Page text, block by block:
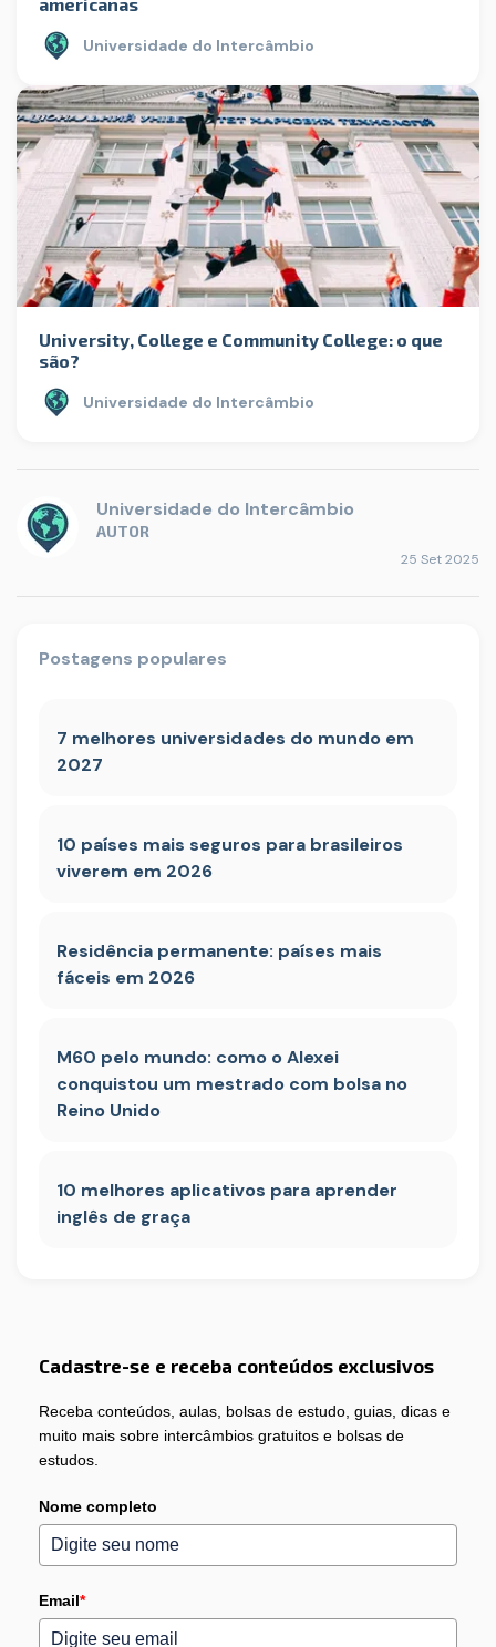
Universidade do Intercâmbio
University, College e Community College: o que
são?
Universidade do Intercâmbio
Universidade do Intercâmbio
AUTOR
25 Set 2025
Postagens populares
7 melhores universidades do mundo em
2027
10 países mais seguros para brasileiros
viverem em 2026
Residência permanente: países mais
fáceis em 2026
M60 pelo mundo: como o Alexei
conquistou um mestrado com bolsa no
Reino Unido
10 melhores aplicativos para aprender
inglês de graça
Cadastre-se e receba conteúdos exclusivos
Receba conteúdos, aulas, bolsas de estudo, guias, dicas e
muito mais sobre intercâmbios gratuitos e bolsas de
estudos.
Nome completo
Email*